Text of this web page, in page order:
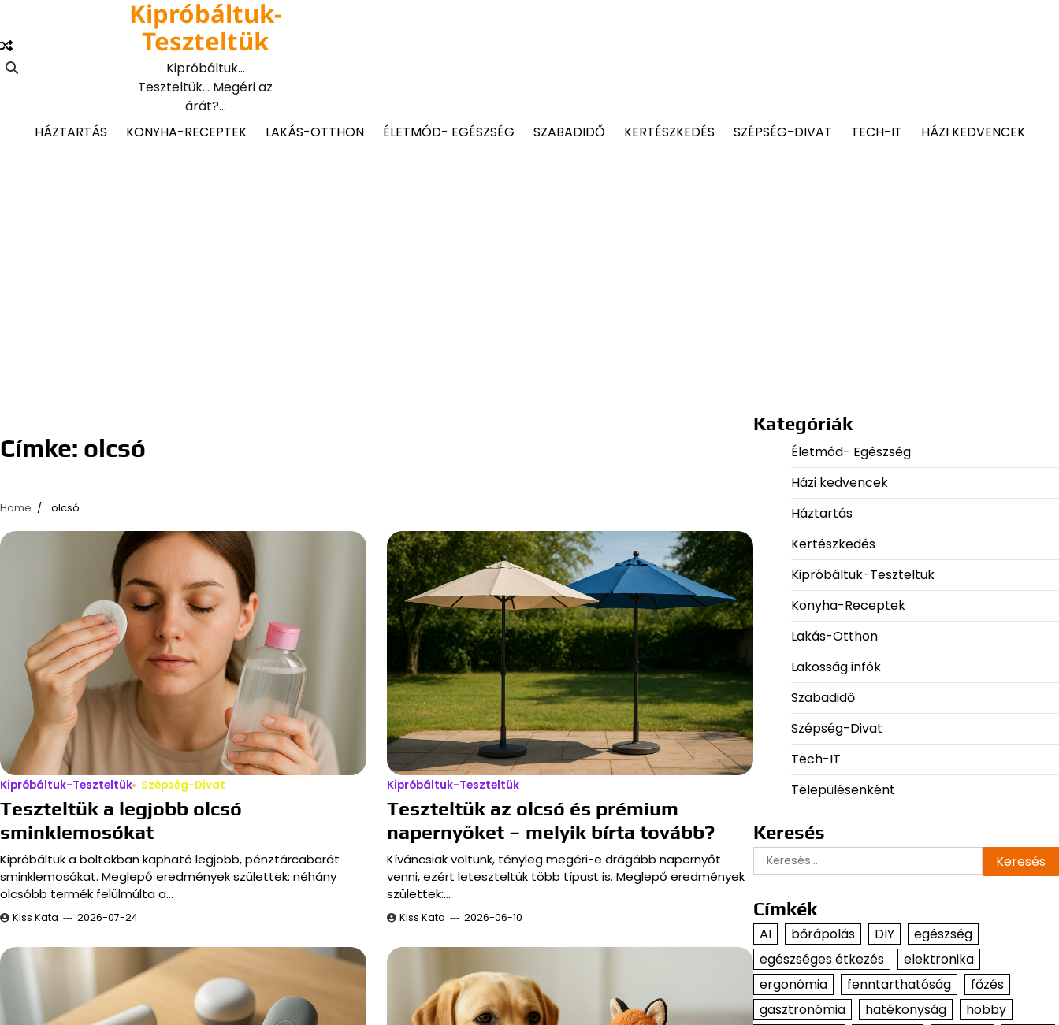
content
Kipróbáltuk-
Teszteltük
Kipróbáltuk…
Teszteltük… Megéri az
árát?…
HÁZTARTÁS
KONYHA-RECEPTEK LAKÁS-OTTHON ÉLETMÓD- EGÉSZSÉG SZABADIDŐ KERTÉSZKEDÉS SZÉPSÉG-DIVAT TECH-IT HÁZI KEDVENCEK
Címke: olcsó
Home olcsó
Kipróbáltuk-Teszteltük Szépség-Divat
Teszteltük a legjobb olcsó
sminklemosókat
Kipróbáltuk a boltokban kapható legjobb, pénztárcabarát
sminklemosókat. Meglepő eredmények születtek: néhány
olcsóbb termék felülmúlta a…
Kiss Kata 2026-07-24
Kipróbáltuk-Teszteltük
Teszteltük az olcsó és prémium
napernyőket – melyik bírta tovább?
Kíváncsiak voltunk, tényleg megéri-e drágább napernyőt
venni, ezért leteszteltük több típust is. Meglepő eredmények
születtek:…
Kiss Kata 2026-06-10
Kategóriák
Életmód- Egészség
Házi kedvencek
Háztartás
Kertészkedés
Kipróbáltuk-Teszteltük
Konyha-Receptek
Lakás-Otthon
Lakosság infók
Szabadidő
Szépség-Divat
Tech-IT
Településenként
Keresés
Keresés:
Címkék
AI bőrápolás DIY
egészség
egészséges étkezés
elektronika
ergonómia
fenntarthatóság
főzés
gasztronómia
hatékonyság
hobby